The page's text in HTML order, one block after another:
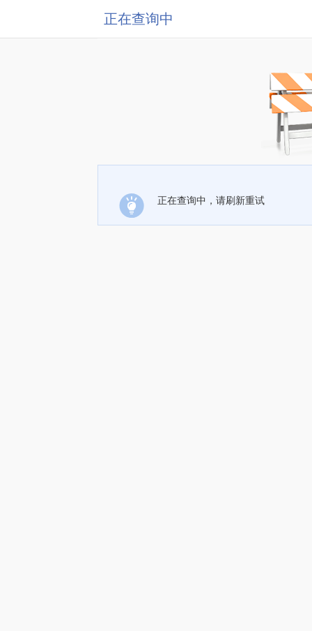
正在查询中
正在查询中，请刷新重试